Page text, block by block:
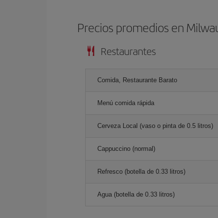
Precios promedios en
Restaurantes
Comida, Restaurante Barato
Menú comida rápida
Cerveza Local (vaso o pinta de 0.5 litros)
Cappuccino (normal)
Refresco (botella de 0.33 litros)
Agua (botella de 0.33 litros)